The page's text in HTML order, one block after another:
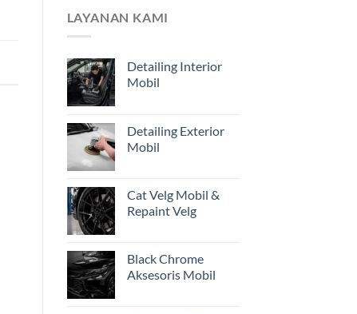
Jakarta
dari
Pentingnya
dari
LAYANAN KAMI
Detailing Interior
Mobil
Detailing Exterior
Mobil
Cat Velg Mobil &
Repaint Velg
Black Chrome
Aksesoris Mobil